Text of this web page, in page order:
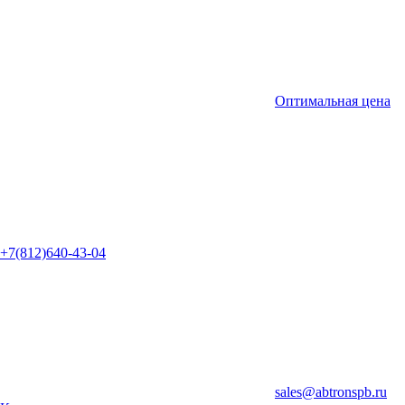
Оптимальная цена
+7(812)640-43-04
sales@abtronspb.ru